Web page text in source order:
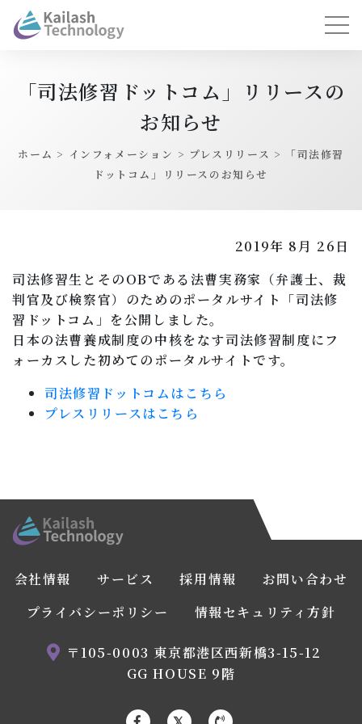
「司法修習ドットコム」リリースの
お知らせ
ホーム > インフォメーション > プレスリリース >
「司法修習
ドットコム」リリースのお知らせ
2019年 8月 26日
司法修習生とそのOBである法曹実務家（弁護士、裁
判官及び検察官）のためのポータルサイト「司法修
習ドットコム」を公開しました。
日本の法曹養成制度の中核をなす司法修習制度にフ
ォーカスした初めてのポータルサイトです。
司法修習ドットコムはこちら
プレスリリースはこちら
会社情報 サービス 採用情報
お問い合わせ
プライバシーポリシー
情報セキュリティ方針
〒105-0003 東京都港区西新橋3-15-12
GG HOUSE 9階